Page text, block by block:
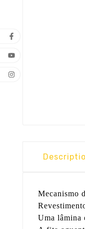
Mecanismo
Uma lâmina